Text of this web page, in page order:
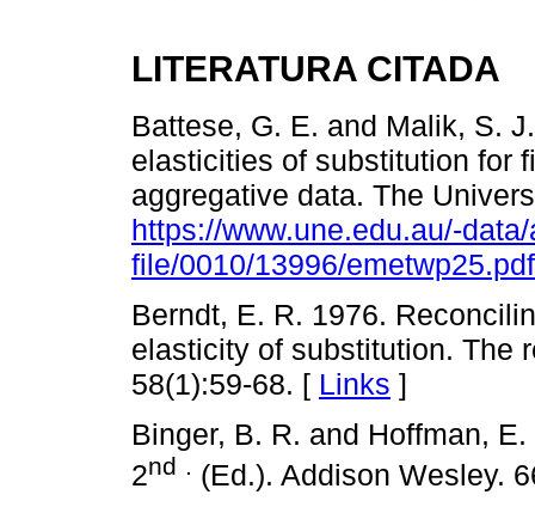
LITERATURA CITADA
Battese, G. E. and Malik, S.
elasticities of substitution for
aggregative data. The
https://www.une.edu.au/-
file/0010/13996/emetwp25.pdf
Berndt, E. R. 1976.
elasticity of substitution. The
58(1):59-68. [ Links ]
Binger, B. R. and Hoffman,
2nd . (Ed.). Addison Wesley.